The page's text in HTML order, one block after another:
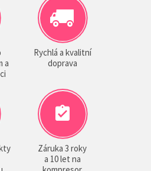
a
Rychlá a kvalitní
doprava
Záruka 3 roky
a 10 let na